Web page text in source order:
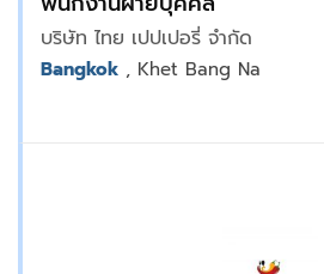
บริษัท ไทย เปปเปอรี่ จำกัด
Bangkok , Khet Bang Na